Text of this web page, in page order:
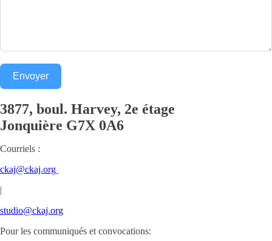
Envoyer
3877, boul. Harvey, 2e étage
Jonquière G7X 0A6
Courriels :
ckaj@ckaj.org
|
studio@ckaj.org
Pour les communiqués et convocations: